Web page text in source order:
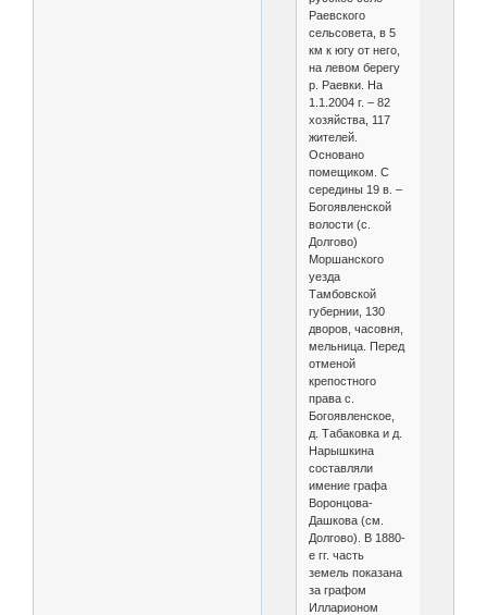
Раевского
сельсовета, в 5
км к югу от него,
на левом берегу
р. Раевки. На
1.1.2004 г. – 82
хозяйства, 117
жителей.
Основано
помещиком. С
середины 19 в. –
Богоявленской
волости (с.
Долгово)
Моршанского
уезда
Тамбовской
губернии, 130
дворов, часовня,
мельница. Перед
отменой
крепостного
права с.
Богоявленское,
д. Табаковка и д.
Нарышкина
составляли
имение графа
Воронцова-
Дашкова (см.
Долгово). В 1880-
е гг. часть
земель показана
за графом
Илларионом